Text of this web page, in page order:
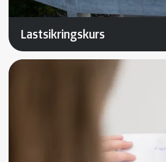
Lastsikringskurs